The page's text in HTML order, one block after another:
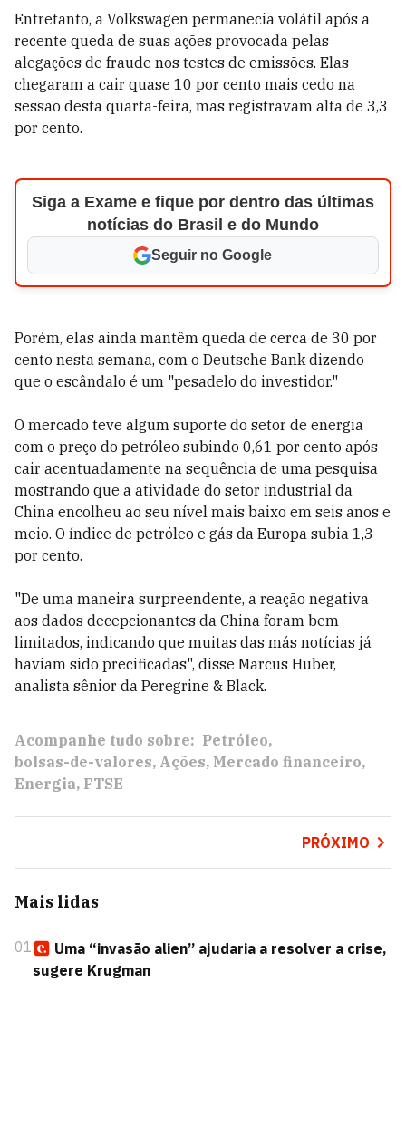
Entretanto, a Volkswagen permanecia volátil após a
recente queda de suas ações provocada pelas
alegações de fraude nos testes de emissões. Elas
chegaram a cair quase 10 por cento mais cedo na
sessão desta quarta-feira, mas registravam alta de 3,3
por cento.
Siga a Exame e fique por dentro das últimas
notícias do Brasil e do Mundo
Seguir no Google
Porém, elas ainda mantêm queda de cerca de 30 por
cento nesta semana, com o Deutsche Bank dizendo
que o escândalo é um "pesadelo do investidor."
O mercado teve algum suporte do setor de energia
com o preço do petróleo subindo 0,61 por cento após
cair acentuadamente na sequência de uma pesquisa
mostrando que a atividade do setor industrial da
China encolheu ao seu nível mais baixo em seis anos e
meio. O índice de petróleo e gás da Europa subia 1,3
por cento.
"De uma maneira surpreendente, a reação negativa
aos dados decepcionantes da China foram bem
limitados, indicando que muitas das más notícias já
haviam sido precificadas", disse Marcus Huber,
analista sênior da Peregrine & Black.
Acompanhe tudo sobre: Petróleo
bolsas-de-valores Ações Mercado financeiro
Energia FTSE
PRÓXIMO
Mais lidas
01
Uma “invasão alien” ajudaria a resolver a crise,
sugere Krugman